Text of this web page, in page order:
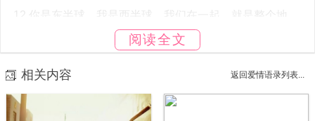
12.你是东半球，我是西半球，我们在一起，就是整个地
13.你是我坚强的理由，也是我不放弃的借口。
14.如果时间可以重来，我希望可以早点遇见你，早点和你
阅读全文
相关内容 返回爱情语录列表...